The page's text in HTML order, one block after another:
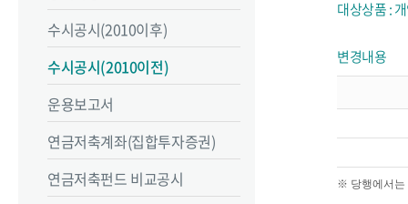
수시공시(2010이후)
수시공시(2010이전)
운용보고서
연금저축계좌(집합투자증권)
연금저축펀드 비교공시
대상상품 :
변경내용
※ 당행에서는